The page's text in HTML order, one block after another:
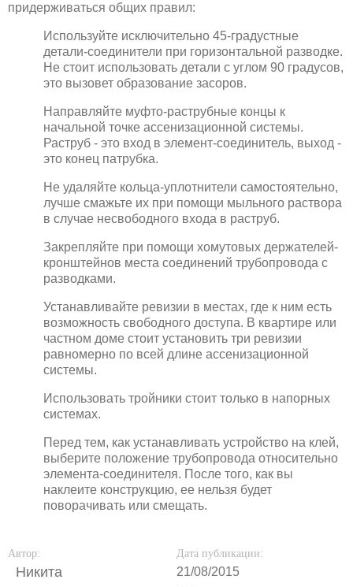
придерживаться общих правил:
Используйте исключительно 45-градустные
детали-соединители при горизонтальной разводке.
Не стоит использовать детали с углом 90 градусов,
это вызовет образование засоров.
Направляйте муфто-раструбные концы к
начальной точке ассенизационной системы.
Раструб - это вход в элемент-соединитель, выход -
это конец патрубка.
Не удаляйте кольца-уплотнители самостоятельно,
лучше смажьте их при помощи мыльного раствора
в случае несвободного входа в раструб.
Закрепляйте при помощи хомутовых держателей-
кронштейнов места соединений трубопровода с
разводками.
Устанавливайте ревизии в местах, где к ним есть
возможность свободного доступа. В квартире или
частном доме стоит установить три ревизии
равномерно по всей длине ассенизационной
системы.
Использовать тройники стоит только в напорных
системах.
Перед тем, как устанавливать устройство на клей,
выберите положение трубопровода относительно
элемента-соединителя. После того, как вы
наклеите конструкцию, ее нельзя будет
поворачивать или смещать.
Автор:
Никита
Дата публикации:
21/08/2015